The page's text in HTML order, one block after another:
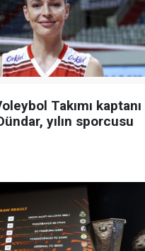
Takımı kaptanı
yılın sporcusu